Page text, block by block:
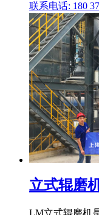
联系电话: 180
立式辊磨
LM立式辊磨机